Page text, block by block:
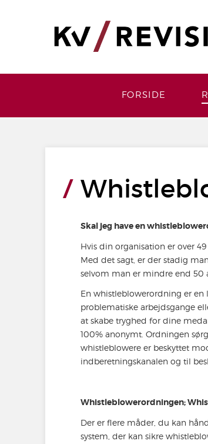
FORSIDE
Skal jeg have en
Hvis din organisation er over
Med det sagt, er der stadig
selvom man er mindre end 50
En whistleblowerordning er
problematiske arbejdsgange
at skabe tryghed for dine
100% anonymt. Ordningen
whistleblowere er beskyttet
indberetningskanalen og til
Whistleblowerordningen;
Der er flere måder, du kan
system, der kan sikre